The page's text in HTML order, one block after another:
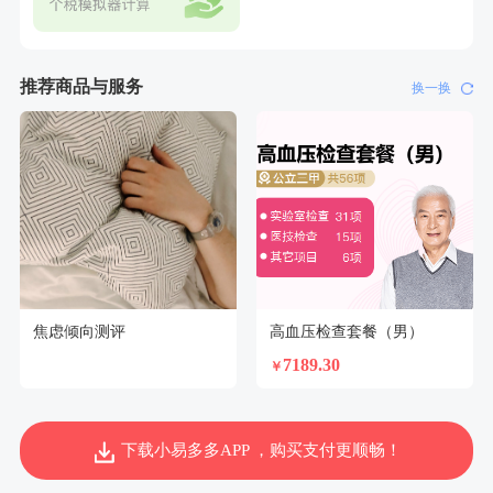
推荐商品与服务 换一换
焦虑倾向测评 高血压检查套餐（男）
￥ 7189.30
下载小易多多APP ，购买支付更顺畅！